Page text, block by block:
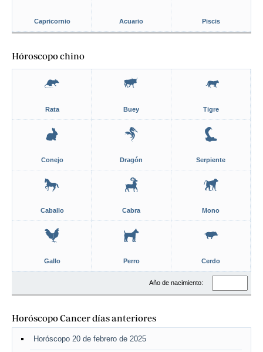
Capricornio Acuario Piscis
Hóroscopo chino
Rata Buey Tigre
Conejo Dragón Serpiente
Caballo Cabra Mono
Gallo Perro Cerdo
Año de nacimiento:
Horóscopo Cancer días anteriores
Horóscopo 20 de febrero de 2025